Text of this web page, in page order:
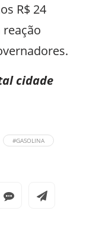
R$ 24
cidade
#GASOLINA